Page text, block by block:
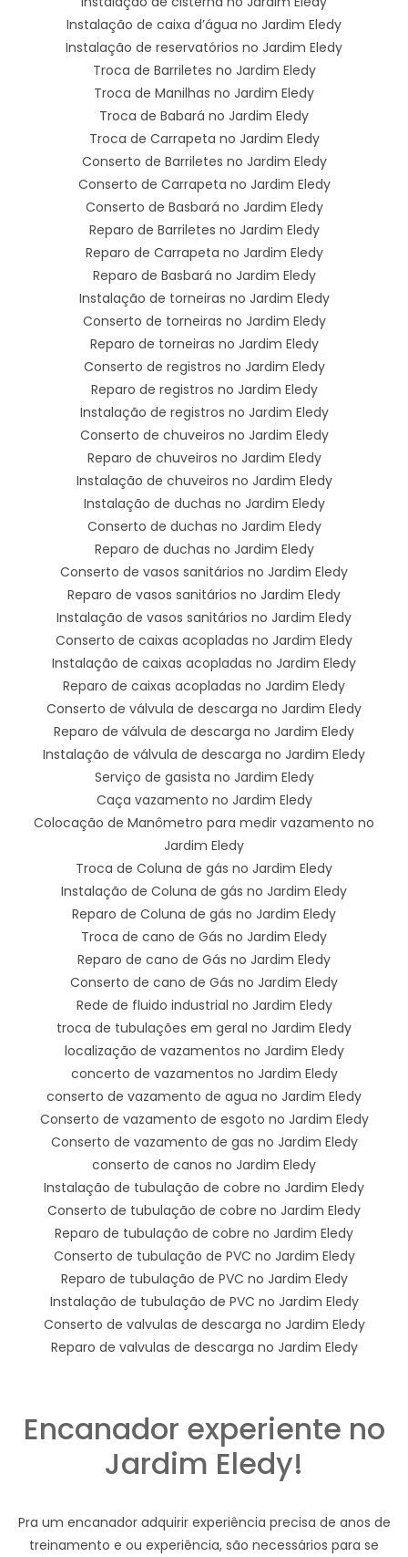
Instalação de caixa d’água no Jardim Eledy
Instalação de reservatórios no Jardim Eledy
Troca de Barriletes no Jardim Eledy
Troca de Manilhas no Jardim Eledy
Troca de Babará no Jardim Eledy
Troca de Carrapeta no Jardim Eledy
Conserto de Barriletes no Jardim Eledy
Conserto de Carrapeta no Jardim Eledy
Conserto de Basbará no Jardim Eledy
Reparo de Barriletes no Jardim Eledy
Reparo de Carrapeta no Jardim Eledy
Reparo de Basbará no Jardim Eledy
Instalação de torneiras no Jardim Eledy
Conserto de torneiras no Jardim Eledy
Reparo de torneiras no Jardim Eledy
Conserto de registros no Jardim Eledy
Reparo de registros no Jardim Eledy
Instalação de registros no Jardim Eledy
Conserto de chuveiros no Jardim Eledy
Reparo de chuveiros no Jardim Eledy
Instalação de chuveiros no Jardim Eledy
Instalação de duchas no Jardim Eledy
Conserto de duchas no Jardim Eledy
Reparo de duchas no Jardim Eledy
Conserto de vasos sanitários no Jardim Eledy
Reparo de vasos sanitários no Jardim Eledy
Instalação de vasos sanitários no Jardim Eledy
Conserto de caixas acopladas no Jardim Eledy
Instalação de caixas acopladas no Jardim Eledy
Reparo de caixas acopladas no Jardim Eledy
Conserto de válvula de descarga no Jardim Eledy
Reparo de válvula de descarga no Jardim Eledy
Instalação de válvula de descarga no Jardim Eledy
Serviço de gasista no Jardim Eledy
Caça vazamento no Jardim Eledy
Colocação de Manômetro para medir vazamento no
Jardim Eledy
Troca de Coluna de gás no Jardim Eledy
Instalação de Coluna de gás no Jardim Eledy
Reparo de Coluna de gás no Jardim Eledy
Troca de cano de Gás no Jardim Eledy
Reparo de cano de Gás no Jardim Eledy
Conserto de cano de Gás no Jardim Eledy
Rede de fluido industrial no Jardim Eledy
troca de tubulações em geral no Jardim Eledy
localização de vazamentos no Jardim Eledy
concerto de vazamentos no Jardim Eledy
conserto de vazamento de agua no Jardim Eledy
Conserto de vazamento de esgoto no Jardim Eledy
Conserto de vazamento de gas no Jardim Eledy
conserto de canos no Jardim Eledy
Instalação de tubulação de cobre no Jardim Eledy
Conserto de tubulação de cobre no Jardim Eledy
Reparo de tubulação de cobre no Jardim Eledy
Conserto de tubulação de PVC no Jardim Eledy
Reparo de tubulação de PVC no Jardim Eledy
Instalação de tubulação de PVC no Jardim Eledy
Conserto de valvulas de descarga no Jardim Eledy
Reparo de valvulas de descarga no Jardim Eledy
Encanador experiente no
Jardim Eledy!
Pra um encanador adquirir experiência precisa de anos de
treinamento e ou experiência, são necessários para se